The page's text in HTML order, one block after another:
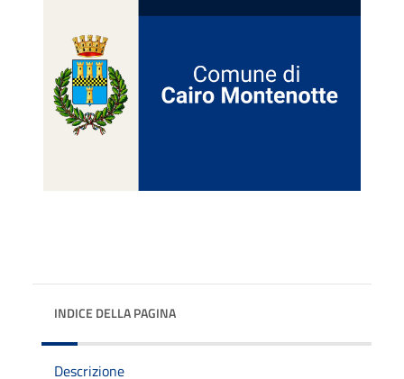
INDICE DELLA PAGINA
Descrizione